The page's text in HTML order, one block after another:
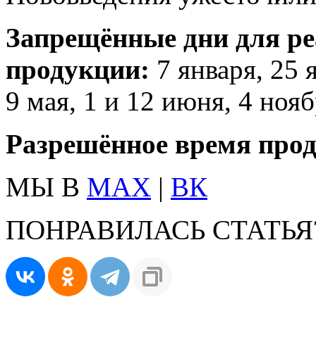
Запрещённые дни для
продукции: 7 января, 25
9 мая, 1 и 12 июня, 4
Разрешённое время
МЫ В MAX | ВК
ПОНРАВИЛАСЬ